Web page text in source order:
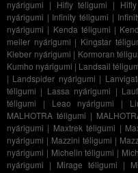
nyárigumi | Hifly téligumi |
nyárigumi | Infinity téligumi |
nyárigumi | Kenda téligumi |
meiler nyárigumi | Kingstar
Kleber nyárigumi | Kormoran
Kumho nyárigumi | Landsail
| Landspider nyárigumi |
téligumi | Lassa nyárigumi |
téligumi | Leao nyárigumi |
MALHOTRA téligumi |
nyárigumi | Maxtrek téligumi |
nyárigumi | Mazzini téligumi |
nyárigumi | Michelin téligumi |
nyárigumi | Mirage téligumi |